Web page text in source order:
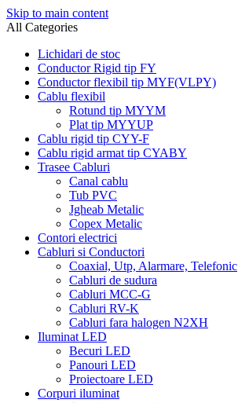
Skip to main content
All Categories
Lichidari de stoc
Conductor Rigid tip FY
Conductor flexibil tip MYF(VLPY)
Cablu flexibil
Rotund tip MYYM
Plat tip MYYUP
Cablu rigid tip CYY-F
Cablu rigid armat tip CYABY
Trasee Cabluri
Canal cablu
Tub PVC
Jgheab Metalic
Copex Metalic
Contori electrici
Cabluri si Conductori
Coaxial, Utp, Alarmare, Telefonic
Cabluri de sudura
Cabluri MCC-G
Cabluri RV-K
Cabluri fara halogen N2XH
Iluminat LED
Becuri LED
Panouri LED
Proiectoare LED
Corpuri iluminat